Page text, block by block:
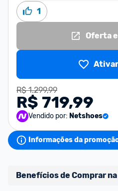
1
Oferta
R$ 1.299,99
R$ 719,99
Vendido por: Netshoes
Informações da
Benefícios de Comprar